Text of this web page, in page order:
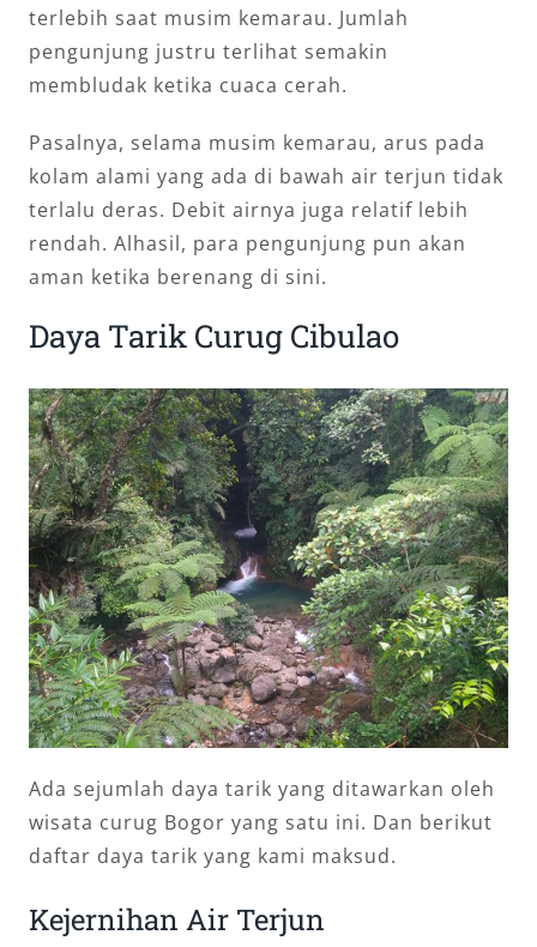
terlebih saat musim kemarau. Jumlah
pengunjung justru terlihat semakin
membludak ketika cuaca cerah.
Pasalnya, selama musim kemarau, arus pada
kolam alami yang ada di bawah air terjun tidak
terlalu deras. Debit airnya juga relatif lebih
rendah. Alhasil, para pengunjung pun akan
aman ketika berenang di sini.
Daya Tarik Curug Cibulao
Ada sejumlah daya tarik yang ditawarkan oleh
wisata curug Bogor yang satu ini. Dan berikut
daftar daya tarik yang kami maksud.
Kejernihan Air Terjun